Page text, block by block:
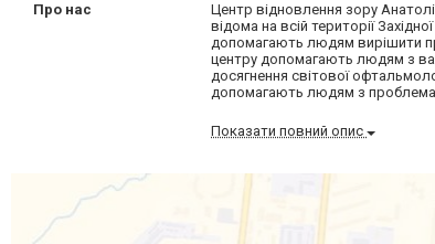
Про нас
Центр відновлення зору
відома на всій території
допомагають людям вирішити
центру допомагають людям з
досягнення світової
допомагають людям з
Показати повний опис